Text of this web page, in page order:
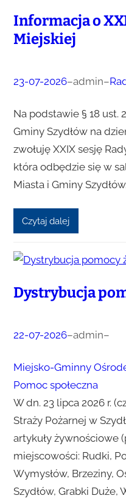
Informacja o
Miejskiej
23-07-2026–admin–
Na podstawie § 18 ust.
Gminy Szydłów na
zwołuję XXIX sesję
która odbędzie się w
Miasta i Gminy Szydłów.
Czytaj dalej
Dystrybucja
22-07-2026–admin–
Miejsko-Gminny
Pomoc społeczna
W dn. 23 lipca 2026 r.
Straży Pożarnej w
artykuły żywnościowe
miejscowości: Rudki,
Wymysłów, Brzeziny,
Szydłów, Grabki Duże,